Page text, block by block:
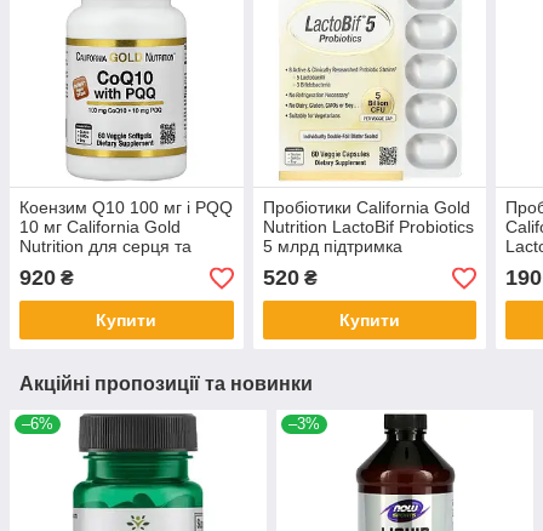
Коензим Q10 100 мг і PQQ
10 мг California Gold
Nutrition для серця та
судин 60 рослинних
капсул
920 ₴
Купити
Пробіотики California Gold
Nutrition LactoBif Probiotics
5 млрд підтримка
травлення 60 капсул
520₴
Купити
190
Акційні пропозиції та новинки
–6% –3%